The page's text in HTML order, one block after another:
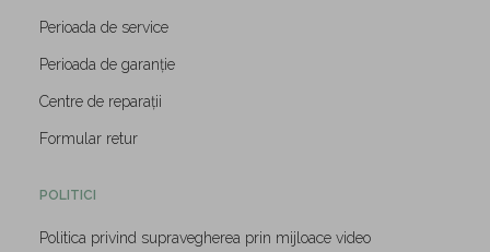
Perioada de service
Perioada de garanție
Centre de reparații
Formular retur
POLITICI
Politica privind supravegherea prin mijloace video